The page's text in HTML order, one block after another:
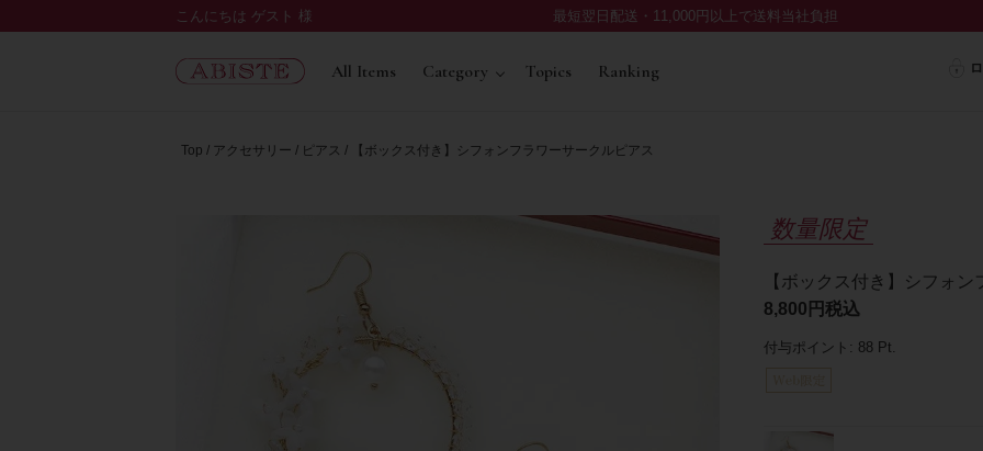
こんにちは ゲスト 様 最短翌日配送・11,000円以上で送料当社負担
All Items Category Topics Ranking
Top アクセサリー ピアス 【ボックス付き】シフォンフラワーサークルピアス
数量限定
【ボックス付き】シフォ
8,800
税込
付与ポイント: 88 Pt.